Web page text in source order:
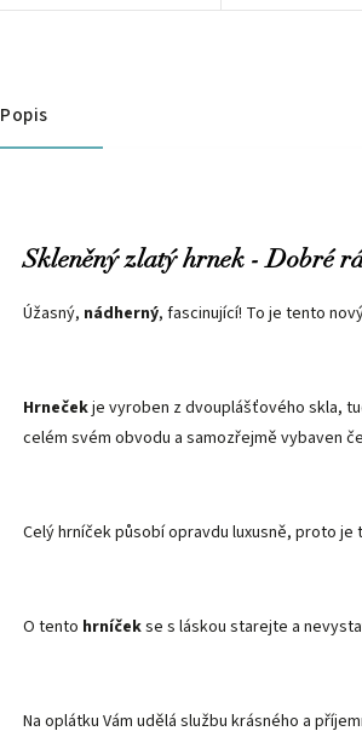
Popis
Skleněný zlatý hrnek - Dobré
Úžasný, nádherný, fascinující! To je tento
Hrnečekje vyroben z dvouplášťového skla,
celém svém obvodu a samozřejmě vybaven
Celý hrníček působí opravdu luxusně, proto
O tento hrníčekse s láskou starejte a
Na oplátku Vám udělá službu krásného a